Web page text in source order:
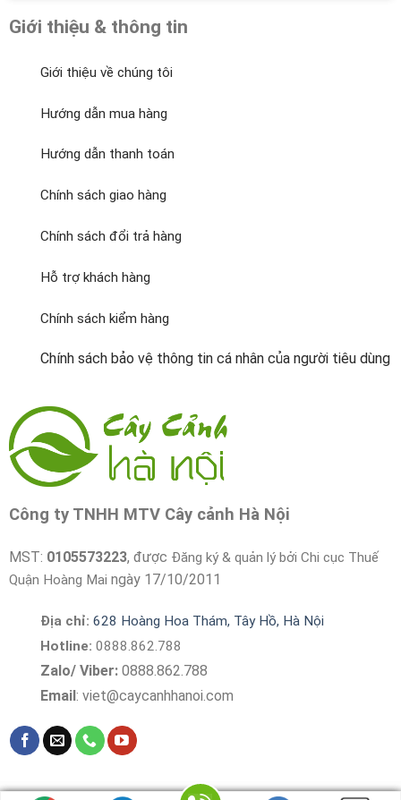
Giới thiệu & thông tin
Giới thiệu về chúng tôi
Hướng dẫn mua hàng
Hướng dẫn thanh toán
Chính sách giao hàng
Chính sách đổi trả hàng
Hỗ trợ khách hàng
Chính sách kiểm hàng
Chính sách bảo vệ thông tin cá nhân của người tiêu dùng
Công ty TNHH MTV Cây cảnh Hà Nội
MST: 0105573223, được Đăng ký & quản lý bởi Chi cục Thuế
Quận Hoàng Mai ngày 17/10/2011
Địa chỉ: 628 Hoàng Hoa Thám, Tây Hồ, Hà Nội
Hotline: 0888.862.788
Zalo/ Viber:0888.862.788
Email: viet@caycanhhanoi.com